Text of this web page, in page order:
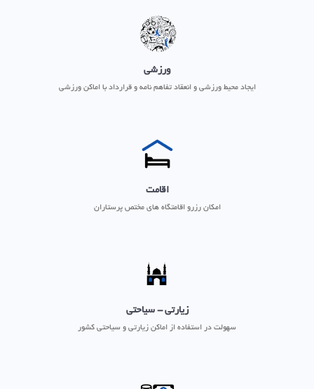
ورزشی
ایجاد محیط ورزشی و انعقاد تفاهم نامه و قرارداد با اماکن ورزشی
اقامت
امکان رزرو اقامتگاه های مختص پرستاران
زیارتی - سیاحتی
سهولت در استفاده از اماکن زیارتی و سیاحتی کشور